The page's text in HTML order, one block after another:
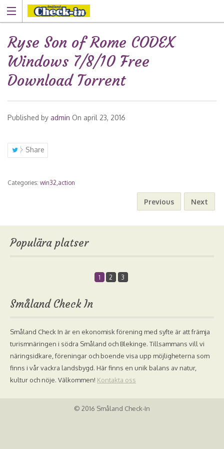
Ryse Son of Rome CODEX
Windows 7/8/10 Free
Download Torrent
Published by admin On april 23, 2016
Share
Categories: win32,action
Previous Next
Populära platser
1 2 3
Småland Check In
Småland Check In är en ekonomisk förening med syfte är att främja
turismnäringen i södra Småland och Blekinge. Tillsammans vill vi
näringsidkare, föreningar och boende visa upp möjligheterna som
finns i vår vackra landsbygd. Här finns en unik balans av natur,
kultur och nöje. Välkommen! Kontakta oss
© 2016 Småland Check-In